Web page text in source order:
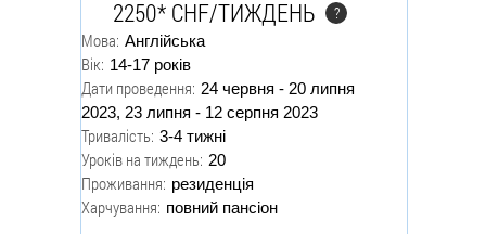
2250* CHF/ТИЖДЕНЬ
?
Мова: Англійська
Вік: 14-17 років
Дати проведення: 24 червня - 20 липня
2023, 23 липня - 12 серпня 2023
Тривалість: 3-4 тижні
Уроків на тиждень: 20
Проживання: резиденція
Харчування: повний пансіон